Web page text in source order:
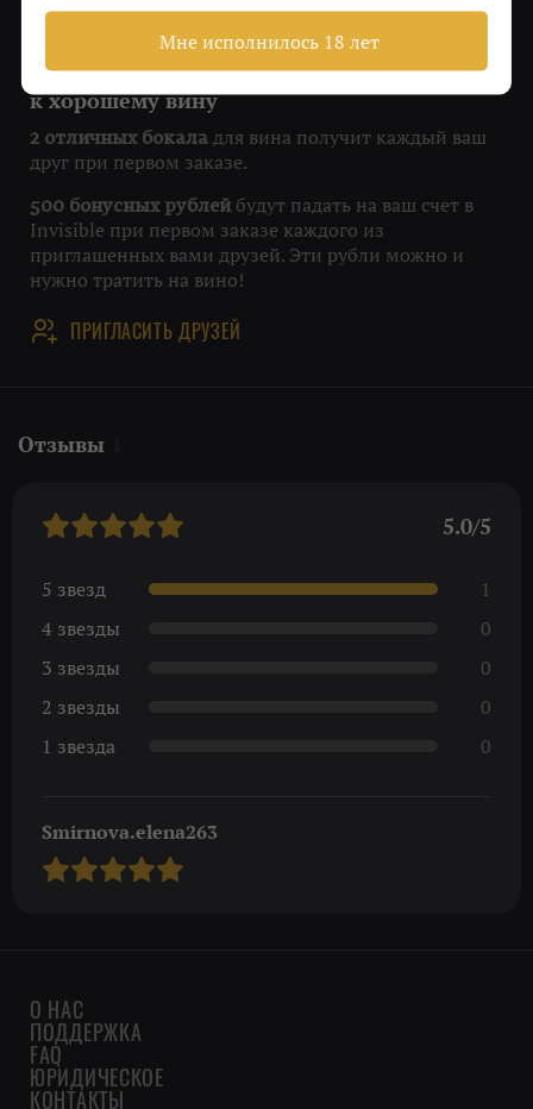
Приобщайте друзей
к хорошему вину
2 отличных бокала для вина получит каждый ваш
друг при первом заказе.
500 бонусных рублей будут падать на ваш счет в
Invisible при первом заказе каждого из
приглашенных вами друзей. Эти рубли можно и
нужно тратить на вино!
ПРИГЛАСИТЬ ДРУЗЕЙ
Отзывы
5.0/5
5 звезд
1
4 звезды
0
3 звезды
0
2 звезды
0
1 звезда
0
Smirnova.elena263
О НАС
ПОДДЕРЖКА
FAQ
ЮРИДИЧЕСКОЕ
КОНТАКТЫ
Мне исполнилось 18 лет